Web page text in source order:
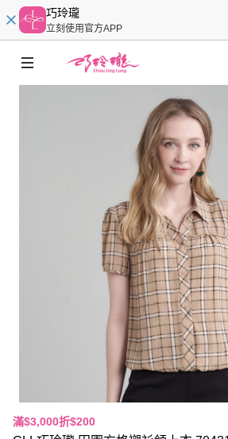
巧玲瓏
立刻使用官方APP
滿$3,000折$200